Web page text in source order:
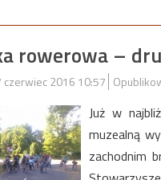
rowerowa –
czerwiec 2016 10:57
Już w
muzealną
zachodnim